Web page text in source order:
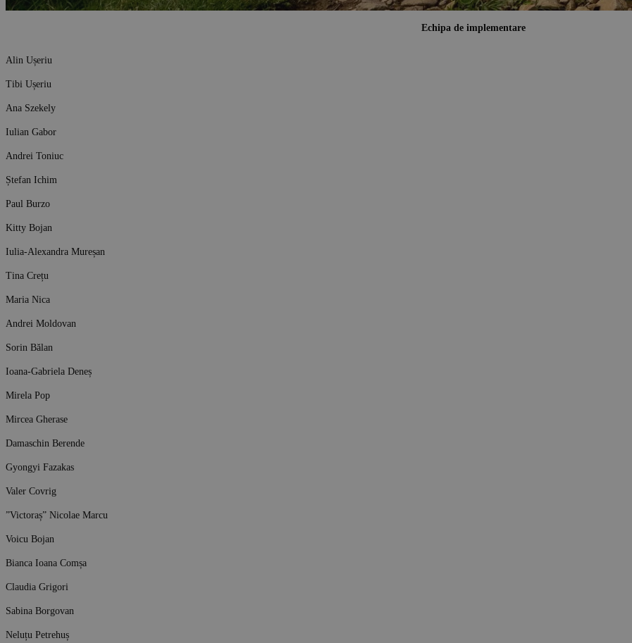
Echipa de implementare
Alin Ușeriu
Tibi Ușeriu
Ana Szekely
Iulian Gabor
Andrei Toniuc
Ștefan Ichim
Paul Burzo
Kitty Bojan
Iulia-Alexandra Mureșan
Tina Crețu
Maria Nica
Andrei Moldovan
Sorin Bălan
Ioana-Gabriela Deneș
Mirela Pop
Mircea Gherase
Damaschin Berende
Gyongyi Fazakas
Valer Covrig
”Victoraș” Nicolae Marcu
Voicu Bojan
Bianca Ioana Comșa
Claudia Grigori
Sabina Borgovan
Neluțu Petrehuș